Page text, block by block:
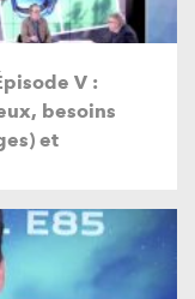
V :
besoins
et